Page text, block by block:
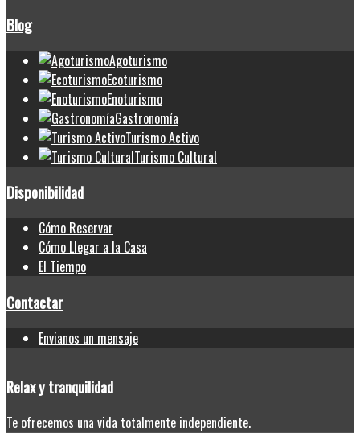
Blog
Agoturismo
Ecoturismo
Enoturismo
Gastronomía
Turismo Activo
Turismo Cultural
Disponibilidad
Cómo Reservar
Cómo Llegar a la Casa
El Tiempo
Contactar
Envianos un mensaje
Relaxy tranquilidad
Te ofrecemos una vida totalmente independiente.